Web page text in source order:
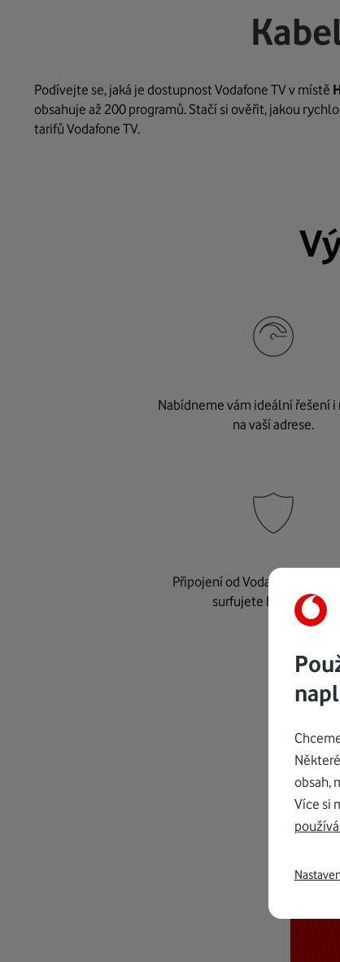
Podívejte se, jaká je dostupnost Vodafone TV v místě
obsahuje až 200 programů. Stačí si ověřit, jakou
tarifů Vodafone TV.
Nabídneme vám ideální řešení i
na vaší adrese.
Připojení od Vodafonu je
surfujete bez starostí.
obsah,
Více si